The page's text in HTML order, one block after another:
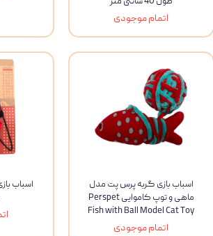
اتمام موجودی
اسباب بازی گربه پرس پت مدل
ماهی و توپ کاموایی Perspet
Fish with Ball Model Cat Toy
اتمام موجودی
اسباب